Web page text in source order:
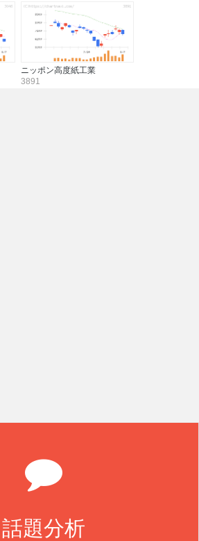
ニッポン高度紙工業
3891
話題分析